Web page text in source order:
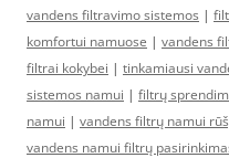
vandens filtravimo sistemos |
komfortui namuose | vandens
filtrai kokybei | tinkamiausi
sistemos namui | filtrų
namui | vandens filtrų namui
vandens namui filtrų